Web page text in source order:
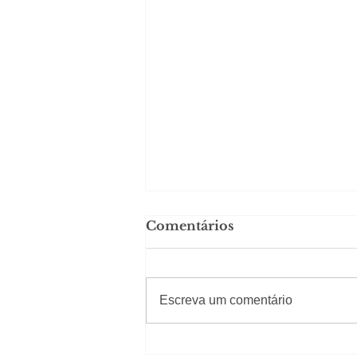
Comentários
Escreva um comentário